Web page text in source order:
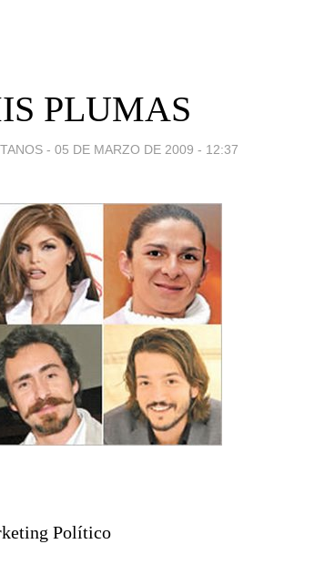
PLUMAS
- 05 DE MARZO DE 2009 - 12:37
Político